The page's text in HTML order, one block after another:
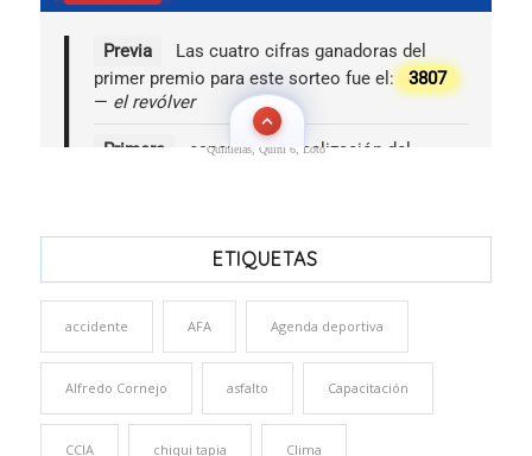
Quinielas, Quini 6, Loto
ETIQUETAS
accidente AFA Agenda deportiva
Alfredo Cornejo asfalto Capacitación
CCIA chiqui tapia Clima